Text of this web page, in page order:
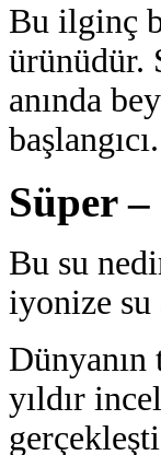
Bu ilginç
ürünüdür.
anında
başlangıcı.
Süper
Bu su
iyonize su
yıldır